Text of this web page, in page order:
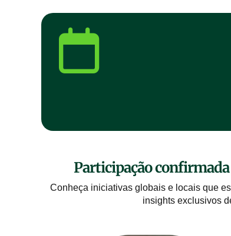
Participação
Conheça iniciativas globais e locais que
insights exclusivos